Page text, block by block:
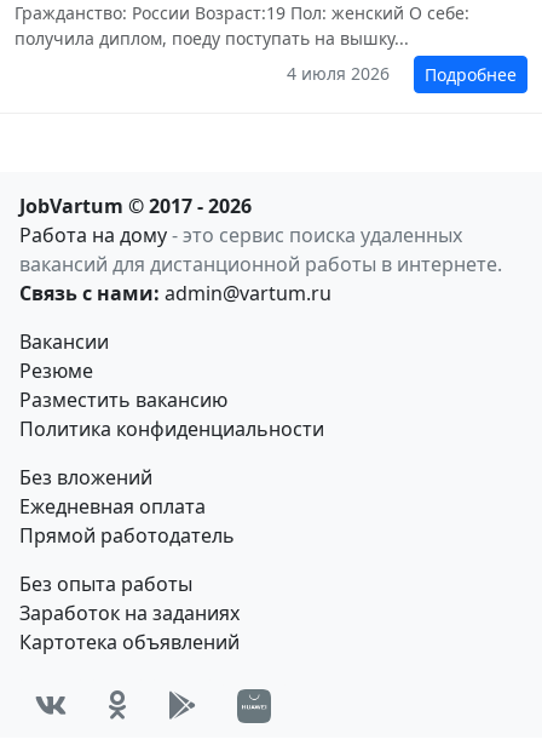
Гражданство: России Возраст:19 Пол: женский О себе:
получила диплом, поеду поступать на вышку...
4 июля 2026
Подробнее
JobVartum © 2017 - 2026
Работа на дому- это сервис поиска удаленных
вакансий для дистанционной работы в интернете.
Связь с нами: admin@vartum.ru
Вакансии
Резюме
Разместить вакансию
Политика конфиденциальности
Без вложений
Ежедневная оплата
Прямой работодатель
Без опыта работы
Заработок на заданиях
Картотека объявлений